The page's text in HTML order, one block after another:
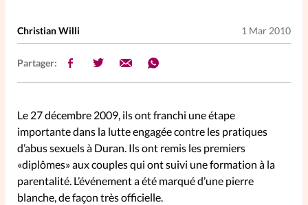
PersonnElles
RelationnElles
Shopping Spi
Si(x) simple de...
SpirituElles
Vive la famille
Christian Willi 1 Mar 2010
Partager:
Le 27 décembre 2009, ils ont franchi une étape
importante dans la lutte engagée contre les pratiques
d’abus sexuels à Duran. Ils ont remis les premiers
«diplômes» aux couples qui ont suivi une formation à la
parentalité. L’événement a été marqué d’une pierre
blanche, de façon très officielle.